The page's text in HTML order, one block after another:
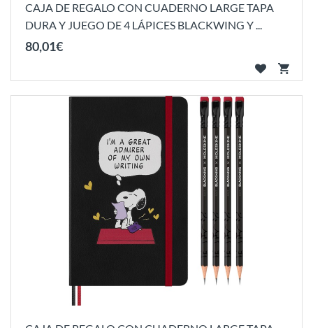
CAJA DE REGALO CON CUADERNO LARGE TAPA
DURA Y JUEGO DE 4 LÁPICES BLACKWING Y ...
80,01€